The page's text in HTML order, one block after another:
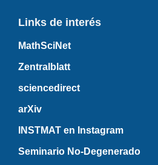
Links de interés
MathSciNet
Zentralblatt
sciencedirect
arXiv
INSTMAT en Instagram
Seminario No-Degenerado